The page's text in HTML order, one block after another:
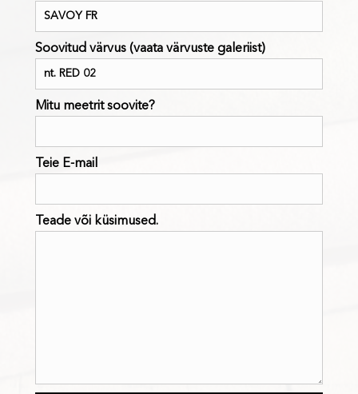
Soovitud värvus (vaata värvuste galeriist)
Mitu meetrit soovite?
Teie E-mail
Teade või küsimused.